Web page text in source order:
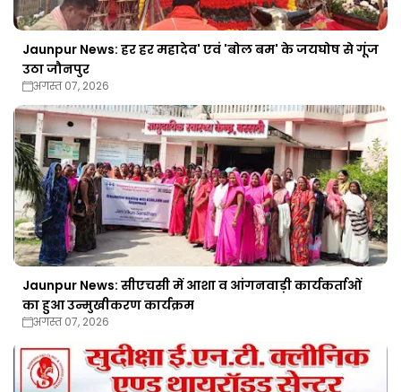
Jaunpur News: हर हर महादेव' एवं 'बोल बम' के जयघोष से गूंज
उठा जौनपुर
अगस्त 07, 2026
Jaunpur News: सीएचसी में आशा व आंगनवाड़ी कार्यकर्ताओं
का हुआ उन्मुखीकरण कार्यक्रम
अगस्त 07, 2026